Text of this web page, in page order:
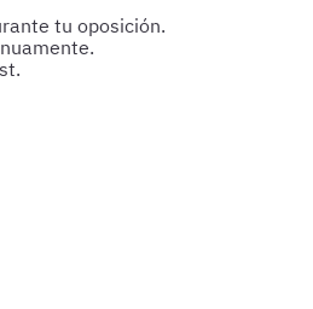
tu oposición.